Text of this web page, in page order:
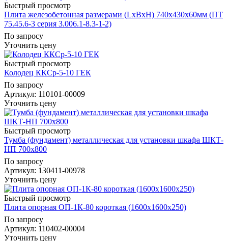
Быстрый просмотр
Плита железобетонная размерами (LxBxH) 740x430x60мм (ПТ
75.45.6-3 серия 3.006.1-8.3-1-2)
По запросу
Уточнить цену
Быстрый просмотр
Колодец ККСр-5-10 ГЕК
По запросу
Артикул: 110101-00009
Уточнить цену
Быстрый просмотр
Тумба (фундамент) металлическая для установки шкафа ШКТ-
НП 700х800
По запросу
Артикул: 130411-00978
Уточнить цену
Быстрый просмотр
Плита опорная ОП-1К-80 короткая (1600х1600х250)
По запросу
Артикул: 110402-00004
Уточнить цену